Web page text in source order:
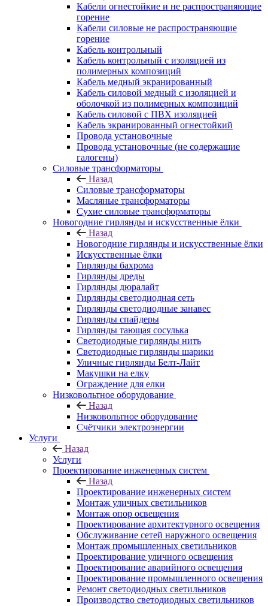
Кабели огнестойкие и не распространяющие
горение
Кабели силовые не распространяющие
горение
Кабель контрольный
Кабель контрольный с изоляцией из
полимерных композиций
Кабель медный экранированный
Кабель силовой медный с изоляцией и
оболочкой из полимерных композиций
Кабель силовой с ПВХ изоляцией
Кабель экранированный огнестойкий
Провода установочные
Провода установочные (не содержащие
галогены)
Силовые трансформаторы
Назад
Силовые трансформаторы
Масляные трансформаторы
Сухие силовые трансформаторы
Новогодние гирлянды и искусственные ёлки
Назад
Новогодние гирлянды и искусственные ёлки
Искусственные ёлки
Гирлянды бахрома
Гирлянды дреды
Гирлянды дюралайт
Гирлянды светодиодная сеть
Гирлянды светодиодные занавес
Гирлянды спайдеры
Гирлянды тающая сосулька
Светодиодные гирлянды нить
Светодиодные гирлянды шарики
Уличные гирлянды Белт-Лайт
Макушки на елку
Ограждение для елки
Низковольтное оборудование
Назад
Низковольтное оборудование
Счётчики электроэнергии
Услуги
Назад
Услуги
Проектирование инженерных систем
Назад
Проектирование инженерных систем
Монтаж уличных светильников
Монтаж опор освещения
Проектирование архитектурного освещения
Обслуживание сетей наружного освещения
Монтаж промышленных светильников
Проектирование уличного освещения
Проектирование аварийного освещения
Проектирование промышленного освещения
Ремонт светодиодных светильников
Производство светодиодных светильников